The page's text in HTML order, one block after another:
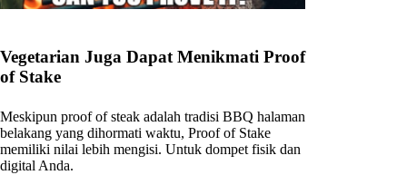
Vegetarian Juga Dapat Menikmati Proof
of Stake
Meskipun proof of steak adalah tradisi BBQ halaman
belakang yang dihormati waktu, Proof of Stake
memiliki nilai lebih mengisi. Untuk dompet fisik dan
digital Anda.